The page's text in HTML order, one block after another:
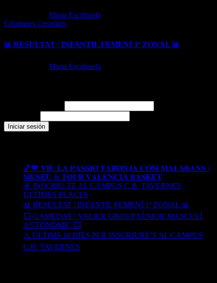
Maria Escrihuela
Cròniques i resultats
📊 RESULTAT | INFANTIL FEMENÍ 1ª ZONAL 📊
Maria Escrihuela
🏀🧡 𝐕𝐈𝐔 𝐋𝐀 𝐏𝐀𝐒𝐒𝐈𝐎́ 𝐓𝐀𝐑𝐎𝐍𝐉𝐀 𝐂𝐎𝐌 𝐌𝐀𝐈 𝐀𝐁𝐀𝐍𝐒 |
𝐌𝐔𝐒𝐄𝐔 & 𝐓𝐎𝐔𝐑 𝐕𝐀𝐋𝐄𝐍𝐂𝐈𝐀 𝐁𝐀𝐒𝐊𝐄𝐓
🚨 INSCRIU-TE AL CAMPUS C.B. TAVERNES,
ÚLTIMES PLACES
📊 RESULTAT | INFANTIL FEMENÍ 1ª ZONAL 📊
💥 GAMEDAY | VALIER GROUP SÈNIOR MASCULÍ
AUTONÒMIC 💥
⚠️ ÚLTIMS 10 DIES PER INSCRIURE’S AL CAMPUS
C.B. TAVERNES